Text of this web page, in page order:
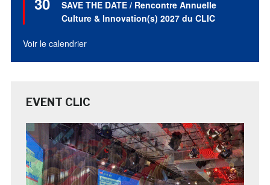
avant
SAVE THE DATE / Rencontre Annuelle
Culture & Innovation(s) 2027 du CLIC
Voir le calendrier
EVENT CLIC